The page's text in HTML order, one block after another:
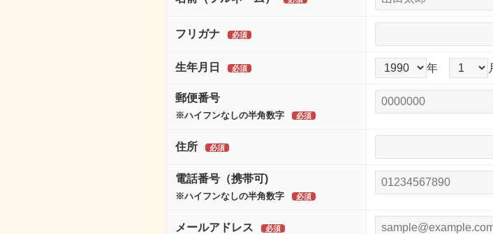
フリガナ
生年月日 年
郵便番号
※ハイフンなしの半角数字
住所
電話番号（携帯可)
※ハイフンなしの半角数字
メールアドレス